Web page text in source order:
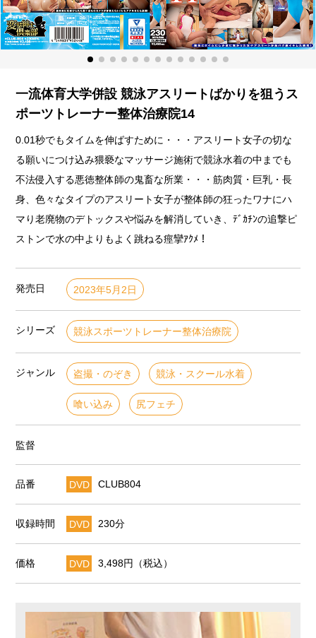
一流体育大学併設 競泳アスリートばかりを狙うス
ポーツトレーナー整体治療院14
0.01秒でもタイムを伸ばすために・・・アスリート女子の切な
る願いにつけ込み猥褻なマッサージ施術で競泳水着の中までも
不法侵入する悪徳整体師の鬼畜な所業・・・筋肉質・巨乳・長
身、色々なタイプのアスリート女子が整体師の狂ったワナにハ
マり老廃物のデトックスや悩みを解消していき、ﾃﾞｶﾁﾝの追撃ピ
ストンで水の中よりもよく跳ねる痙攣ｱｸﾒ！
発売日 2023年5月2日
シリーズ 競泳スポーツトレーナー整体治療院
ジャンル 盗撮・のぞき 競泳・スクール水着
喰い込み 尻フェチ
監督
品番 DVD CLUB804
収録時間 DVD 230分
価格 DVD 3,498円（税込）